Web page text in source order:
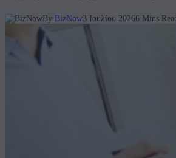
By BizNow3 Ιουλίου 20266 Mins